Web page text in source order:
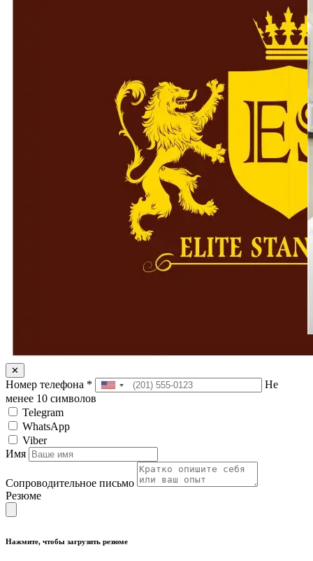
✕
Номер телефона *
Не
менее 10 символов
Telegram
WhatsApp
Viber
Имя
Сопроводительное письмо
Резюме
Нажмите, чтобы загрузить резюме